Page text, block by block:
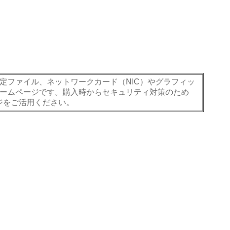
ファイル、ネットワークカード（NIC）やグラフィッ
ムページです。購入時からセキュリティ対策のため
ご活用ください。